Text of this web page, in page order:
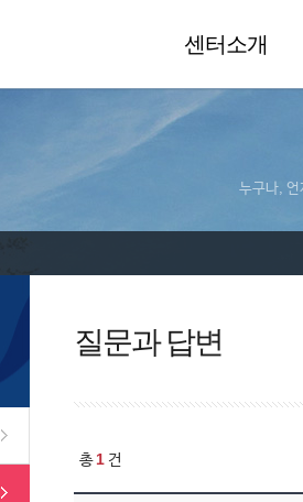
센터소개
누구나, 언
질문과 답변
총1 건